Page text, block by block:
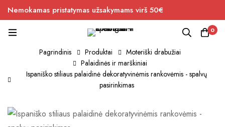
Nemokamas pristatymas užsakymams virš 50€
0
Pagrindinis Produktai
Moteriški drabužiai
Palaidinės ir marškiniai
Ispaniško stiliaus palaidinė dekoratyvinėmis rankovėmis - spalvų
pasirinkimas